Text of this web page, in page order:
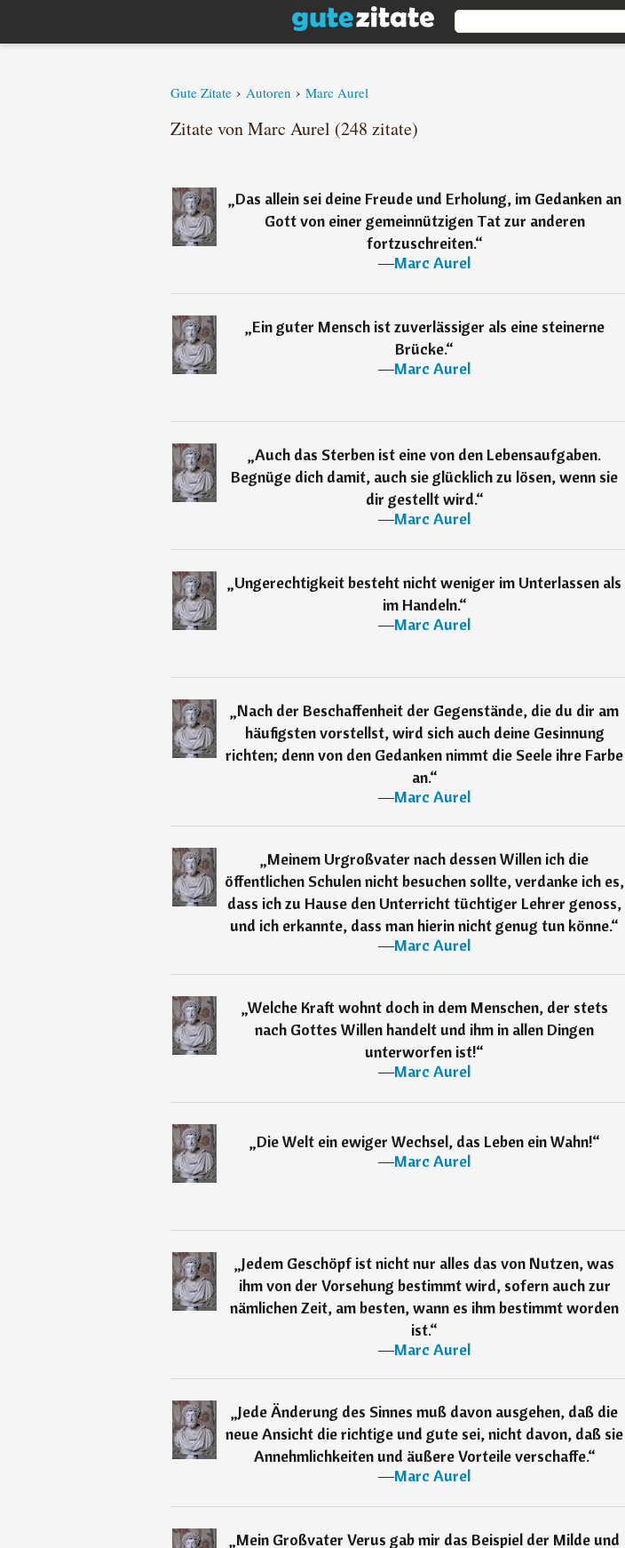
Gute Zitate › Autoren › Marc Aurel
Zitate von Marc Aurel (248 zitate)
„Das allein sei deine Freude und Erholung, im Gedanken an
Gott von einer gemeinnützigen Tat zur anderen
fortzuschreiten.“
―Marc Aurel
„Ein guter Mensch ist zuverlässiger als eine steinerne
Brücke.“
―Marc Aurel
„Auch das Sterben ist eine von den Lebensaufgaben.
Begnüge dich damit, auch sie glücklich zu lösen, wenn sie
dir gestellt wird.“
―Marc Aurel
„Ungerechtigkeit besteht nicht weniger im Unterlassen als
im Handeln.“
―Marc Aurel
„Nach der Beschaffenheit der Gegenstände, die du dir am
häufigsten vorstellst, wird sich auch deine Gesinnung
richten; denn von den Gedanken nimmt die Seele ihre Farbe
an.“
―Marc Aurel
„Meinem Urgroßvater nach dessen Willen ich die
öffentlichen Schulen nicht besuchen sollte, verdanke ich es,
dass ich zu Hause den Unterricht tüchtiger Lehrer genoss,
und ich erkannte, dass man hierin nicht genug tun könne.“
―Marc Aurel
„Welche Kraft wohnt doch in dem Menschen, der stets
nach Gottes Willen handelt und ihm in allen Dingen
unterworfen ist!“
―Marc Aurel
„Die Welt ein ewiger Wechsel, das Leben ein Wahn!“
―Marc Aurel
„Jedem Geschöpf ist nicht nur alles das von Nutzen, was
ihm von der Vorsehung bestimmt wird, sofern auch zur
nämlichen Zeit, am besten, wann es ihm bestimmt worden
ist.“
―Marc Aurel
„Jede Änderung des Sinnes muß davon ausgehen, daß die
neue Ansicht die richtige und gute sei, nicht davon, daß sie
Annehmlichkeiten und äußere Vorteile verschaffe.“
―Marc Aurel
„Mein Großvater Verus gab mir das Beispiel der Milde und